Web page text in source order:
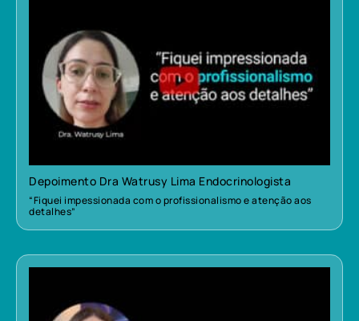
Depoimento Dra Watrusy Lima Endocrinologista
“Fiquei impessionada com o profissionalismo e atenção aos
detalhes”